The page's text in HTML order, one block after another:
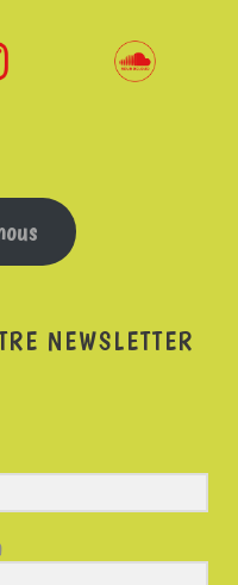
NEWSLETTER